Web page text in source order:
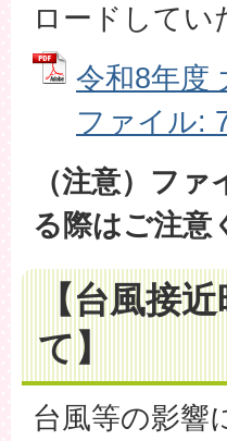
ロードしてい
令和8年度
ファイル:
（注意）フ
る際はご注意
【台風接
て】
台風等の影響